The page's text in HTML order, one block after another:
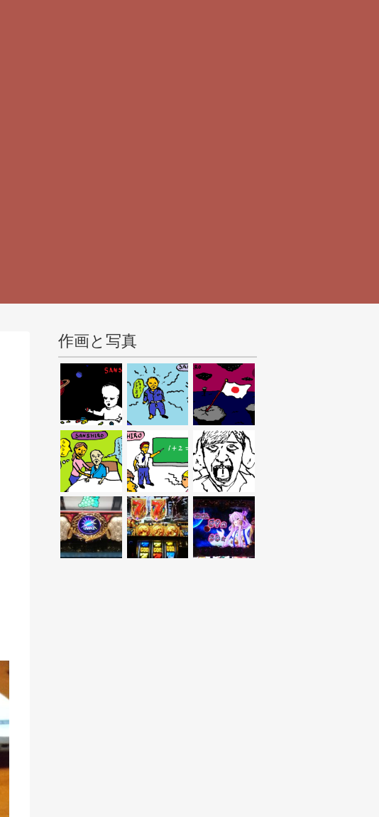
作画と写真